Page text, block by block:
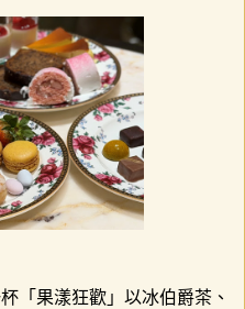
「果漾狂歡」以冰伯爵茶、